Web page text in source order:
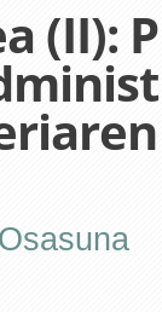
(II):
Osasuna